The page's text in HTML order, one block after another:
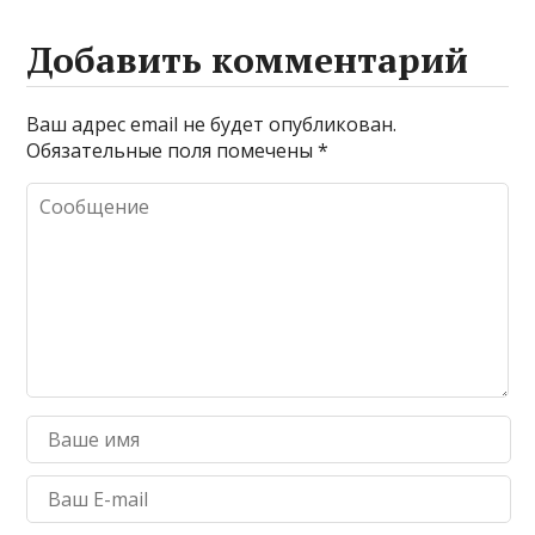
A
p
p
g
e
e a
m
а
в
и
т
Добавить комментарий
Ваш адрес email не будет опубликован.
Обязательные поля помечены*